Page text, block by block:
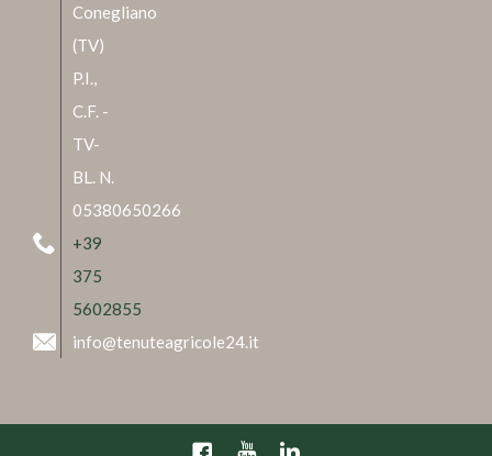
Conegliano
(TV)
P.I.,
C.F. -
TV-
BL. N.
05380650266
+39
375
5602855
info@tenuteagricole24.it